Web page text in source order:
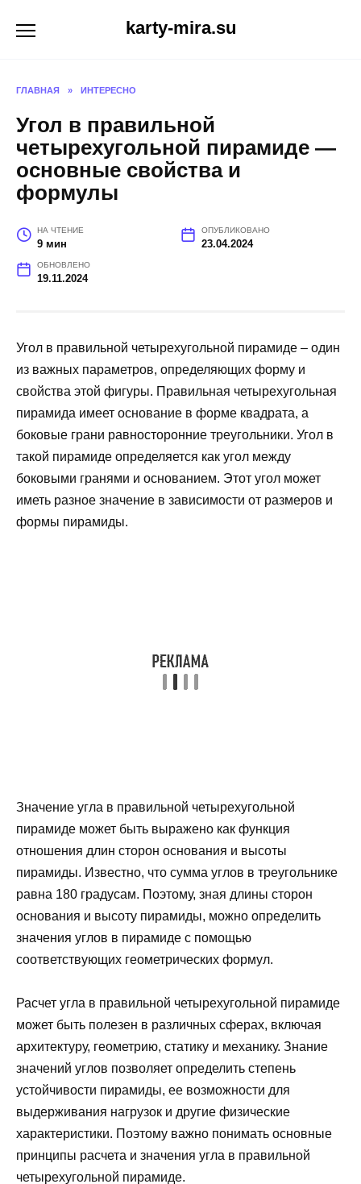
karty-mira.su
ГЛАВНАЯ » ИНТЕРЕСНО
Угол в правильной
четырехугольной пирамиде —
основные свойства и
формулы
НА ЧТЕНИЕ
9 мин
ОПУБЛИКОВАНО
23.04.2024
ОБНОВЛЕНО
19.11.2024
Угол в правильной четырехугольной пирамиде – один
из важных параметров, определяющих форму и
свойства этой фигуры. Правильная четырехугольная
пирамида имеет основание в форме квадрата, а
боковые грани равносторонние треугольники. Угол в
такой пирамиде определяется как угол между
боковыми гранями и основанием. Этот угол может
иметь разное значение в зависимости от размеров и
формы пирамиды.
Значение угла в правильной четырехугольной
пирамиде может быть выражено как функция
отношения длин сторон основания и высоты
пирамиды. Известно, что сумма углов в треугольнике
равна 180 градусам. Поэтому, зная длины сторон
основания и высоту пирамиды, можно определить
значения углов в пирамиде с помощью
соответствующих геометрических формул.
Расчет угла в правильной четырехугольной пирамиде
может быть полезен в различных сферах, включая
архитектуру, геометрию, статику и механику. Знание
значений углов позволяет определить степень
устойчивости пирамиды, ее возможности для
выдерживания нагрузок и другие физические
характеристики. Поэтому важно понимать основные
принципы расчета и значения угла в правильной
четырехугольной пирамиде.